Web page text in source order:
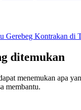
Gerebeg Kontrakan di
ditemukan
menemukan apa
membantu.